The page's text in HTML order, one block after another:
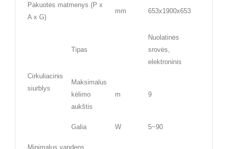
Pakuotės matmenys (P x
A x G)
mm 653x1900x653
Cirkuliacinis
siurblys
Tipas
Nuolatinės
srovės,
elektroninis
Maksimalus
kėlimo
aukštis
m 9
Galia W 5~90
Minimalus vandens